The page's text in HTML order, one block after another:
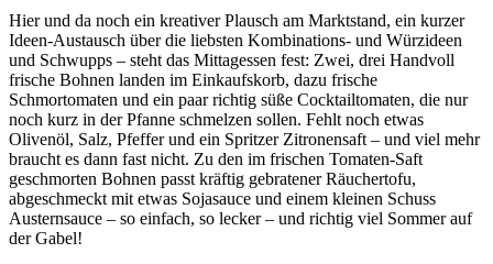
Hier und da noch ein kreativer Plausch am Marktstand, ein kurzer
Ideen-Austausch über die liebsten Kombinations- und Würzideen
und Schwupps – steht das Mittagessen fest: Zwei, drei Handvoll
frische Bohnen landen im Einkaufskorb, dazu frische
Schmortomaten und ein paar richtig süße Cocktailtomaten, die nur
noch kurz in der Pfanne schmelzen sollen. Fehlt noch etwas
Olivenöl, Salz, Pfeffer und ein Spritzer Zitronensaft – und viel mehr
braucht es dann fast nicht. Zu den im frischen Tomaten-Saft
geschmorten Bohnen passt kräftig gebratener Räuchertofu,
abgeschmeckt mit etwas Sojasauce und einem kleinen Schuss
Austernsauce – so einfach, so lecker – und richtig viel Sommer auf
der Gabel!